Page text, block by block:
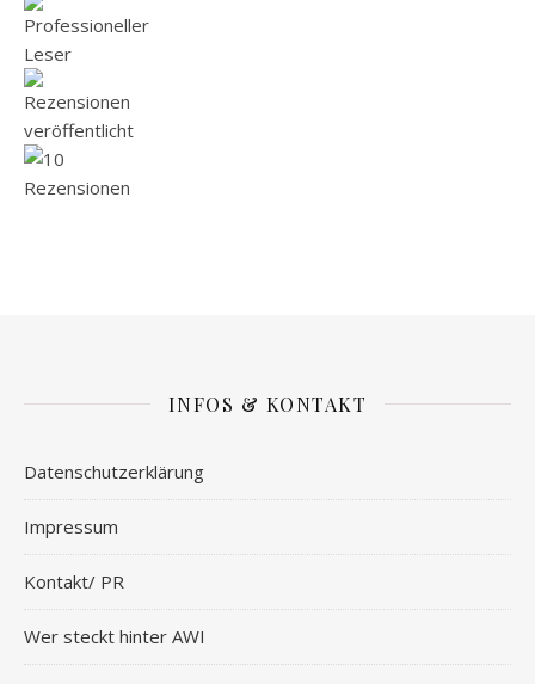
INFOS & KONTAKT
Datenschutzerklärung
Impressum
Kontakt/ PR
Wer steckt hinter AWI